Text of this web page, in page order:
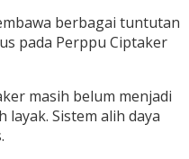
berbagai tuntutan
pada Perppu Ciptaker
masih belum menjadi
Sistem alih daya